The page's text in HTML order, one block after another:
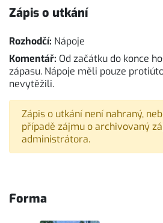
Zápis o utkání
Rozhodčí: Nápoje
Komentář: Od začátku do konce
zápasu. Nápoje měli pouze
nevytěžili.
Zápis o utkání není nahraný,
případě zájmu o archivovaný
administrátora.
Forma